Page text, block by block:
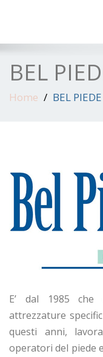
BEL
Home BEL PIEDE
E’ dal 1985
attrezzature
questi anni,
operatori del piede